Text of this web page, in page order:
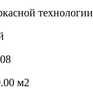
технологии
м2